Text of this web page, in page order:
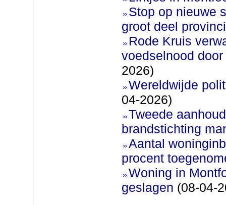
Stop op nieuwe
groot deel
Rode Kruis
voedselnood
2026)
Wereldwijde
04-2026)
Tweede
brandstichting
Aantal
procent
Woning in
geslagen (08-04-